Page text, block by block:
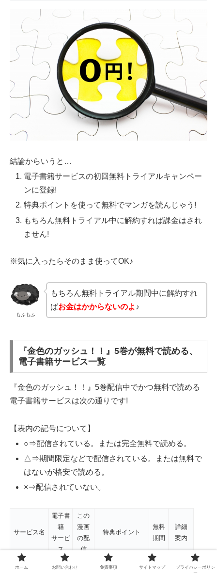
結論からいうと…
電子書籍サービスの初回無料トライアルキャンペー
ンに登録!
特典ポイントを使って無料でマンガを読んじゃう!
もちろん無料トライアル中に解約すれば課金はされ
ません!
※気に入ったらそのまま使ってOK♪
もふもふ
もちろん無料トライアル期間中に解約すれ
ばお金はかからないのよ ♪
『金色のガッシュ！！』5巻が無料で読める、
電子書籍サービス一覧
『金色のガッシュ！！』5巻配信中でかつ無料で読める
電子書籍サービスは次の通りです!
【表内の記号について】
○⇒配信されている。または完全無料で読める。
△⇒期間限定などで配信されている。または無料で
はないが格安で読める。
×⇒配信されていない。
サービス名
電子書
籍
サービ
ス
この
漫画
の配
信
特典ポイント
無料
期間
詳細
案内
1350P(+購入時
ホーム お問い合わせ 免責事項 サイトマップ
プライバシーポリシ
ー